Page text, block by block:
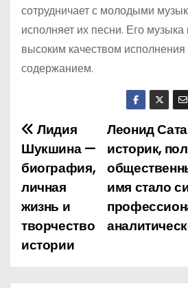
сотрудничает с молодыми
исполняет их песни. Его музыка
высоким качеством исполнения
содержанием.
Н
а
в
и
г
а
Леонид
историк,
имя стало
Лидия
Шукшина —
биография,
личная
жизнь и
творчество
истории